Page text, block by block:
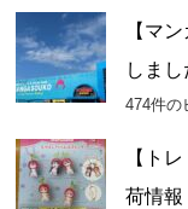
【マ
しまし
474件の
【ト
荷情報